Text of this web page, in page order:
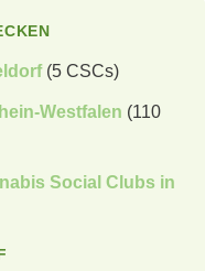
(5 CSCs)
Westfalen (110
Social Clubs in